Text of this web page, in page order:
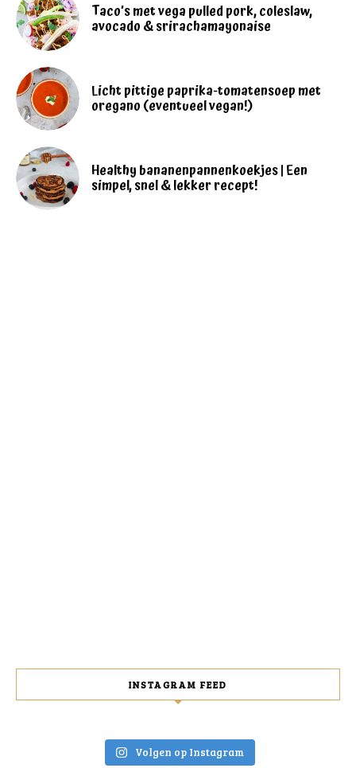
Taco’s met vega pulled pork, coleslaw,
avocado & srirachamayonaise
Licht pittige paprika-tomatensoep met
oregano (eventueel vegan!)
Healthy bananenpannenkoekjes | Een
simpel, snel & lekker recept!
INSTAGRAM FEED
Volgen op Instagram